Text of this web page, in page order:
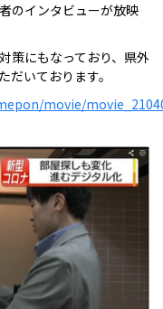
のインタビューが放映
策にもなっており、県外
いております。
movie/